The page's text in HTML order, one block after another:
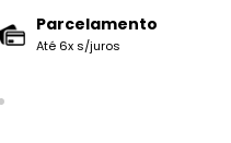
Parcelamento
Até 6x s/juros